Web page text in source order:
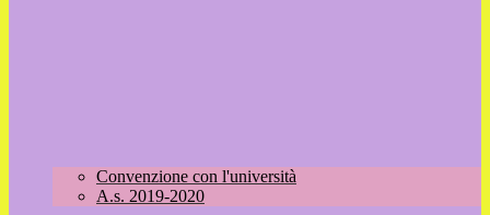
Convenzione con l'università
A.s. 2019-2020